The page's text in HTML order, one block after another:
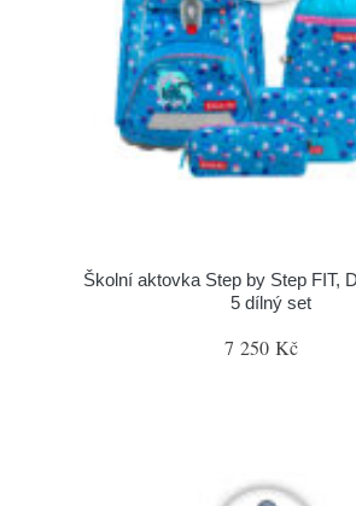
Školní aktovka Step by Step FIT,
5 dílný set
7 250 Kč